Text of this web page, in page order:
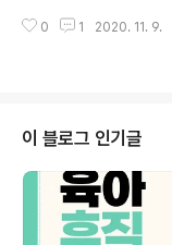
0 1 2020. 11. 9.
이 블로그 인기글